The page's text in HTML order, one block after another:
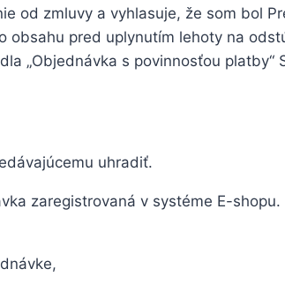
od zmluvy a vyhlasuje, že som bol
pred uplynutím lehoty na
„Objednávka s povinnosťou
uhradiť.
zaregistrovaná v systéme E-